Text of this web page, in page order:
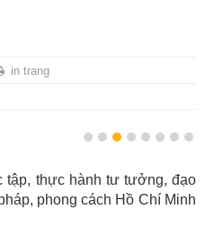
in trang
Các hội quần
máy, đẩy mạnh